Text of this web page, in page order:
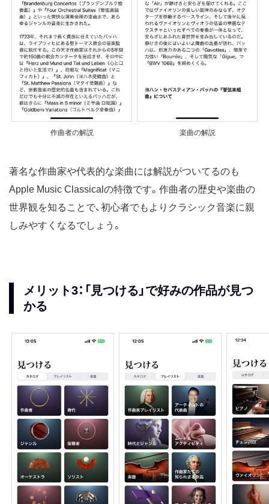
作曲者の解説 楽曲の解説
著名な作曲家や代表的な楽曲には解説がついてるのも
Apple Music Classicalの特徴です。作曲者の歴史や楽曲の
世界観を知ることで、初心者でもよりクラシック音楽に親
しみやすくなるでしょう。
メリット3：「見つける」で好みの作品が見つ
かる